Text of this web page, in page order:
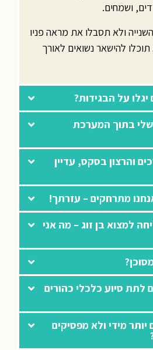
ושמחים.
ולא תסבלו את מראה פניו
להישאר נשואים לאורך
על הבגידות?
בתוך המערכת
והרצון בסקס, עדיין
מתרחקים – עזרתך!
מצליחה למצוא בן זוג – מה אני
לתת סיוע כלכלי כהורים
מידי ולא מפסיקים